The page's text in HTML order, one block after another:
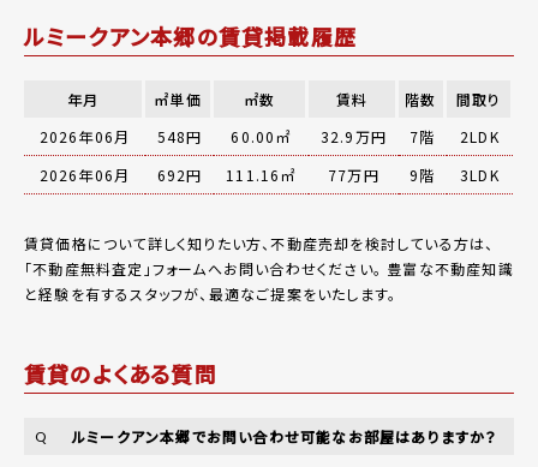
ルミークアン本郷の賃貸掲載履歴
年月 ㎡単価 ㎡数 賃料 階数
間取り
2026年06月
548円 60.00㎡ 32.9万円 7階
2LDK
2026年06月
692円 111.16㎡ 77万円 9階 3LDK
賃貸価格について詳しく知りたい方、不動産売却を検討している方は、
「不動産無料査定 」フォームへお問い合わせください。 豊富な不動産知識
と経験を有するスタッフが、最適なご提案をいたします。
賃貸のよくある質問
Q ルミークアン本郷でお問い合わせ可能なお部屋はありますか？